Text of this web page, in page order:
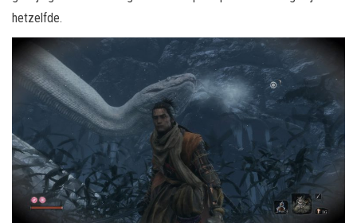
hetzelfde.